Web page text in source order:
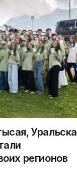
Уральска
регионов